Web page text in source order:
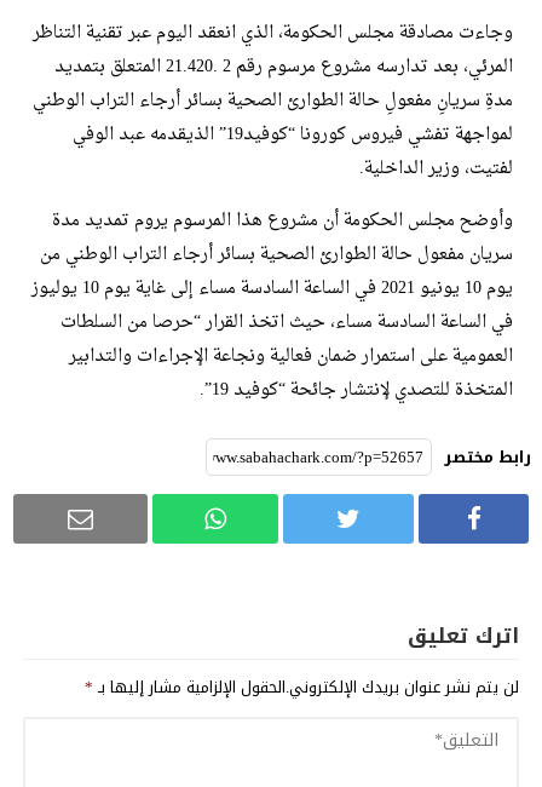
وجاءت مصادقة مجلس الحكومة، الذي انعقد اليوم عبر تقنية التناظر
المرئي، بعد تدارسه مشروع مرسوم رقم 2 .21.420 المتعلق بتمديد
مدةِ سريانِ مفعولِ حالة الطوارئ الصحية بسائر أرجاء التراب الوطني
لمواجهة تفشي فيروس كورونا “كوفيد19” الذيقدمه عبد الوفي
لفتيت، وزير الداخلية.
وأوضح مجلس الحكومة أن مشروع هذا المرسوم يروم تمديد مدة
سريان مفعول حالة الطوارئ الصحية بسائر أرجاء التراب الوطني من
يوم 10 يونيو 2021 في الساعة السادسة مساء إلى غاية يوم 10 يوليوز
في الساعة السادسة مساء، حيث اتخذ القرار “حرصا من السلطات
العمومية على استمرار ضمان فعالية ونجاعة الإجراءات والتدابير
المتخذة للتصدي لإنتشار جائحة “كوفيد 19”.
رابط مختصر
اترك تعليق
لن يتم نشر عنوان بريدك الإلكتروني.الحقول الإلزامية مشار إليها بـ*